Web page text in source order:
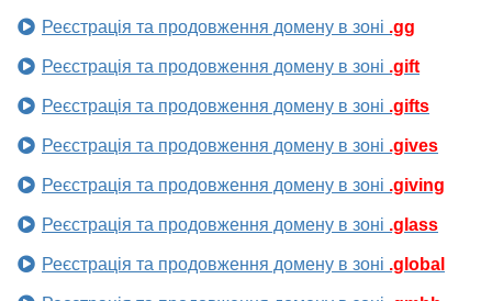
Реєстрація та продовження домену в зоні .gg
Реєстрація та продовження домену в зоні .gift
Реєстрація та продовження домену в зоні .gifts
Реєстрація та продовження домену в зоні .gives
Реєстрація та продовження домену в зоні .giving
Реєстрація та продовження домену в зоні .glass
Реєстрація та продовження домену в зоні .global